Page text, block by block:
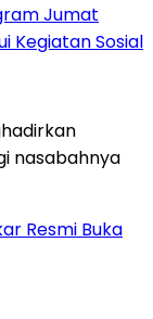
Jumat
Kegiatan Sosial
Resmi Buka